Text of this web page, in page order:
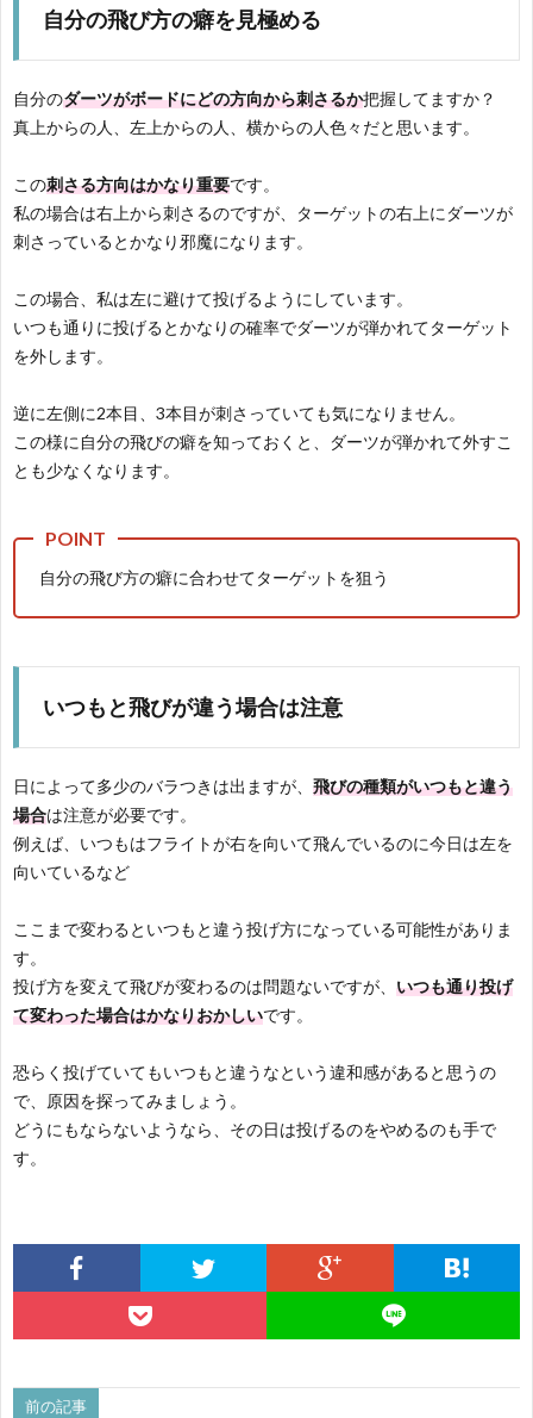
自分の飛び方の癖を見極める
自分のダーツがボードにどの方向から刺さるか把握してますか？
真上からの人、左上からの人、横からの人色々だと思います。
この刺さる方向はかなり重要です。
私の場合は右上から刺さるのですが、ターゲットの右上にダーツが
刺さっているとかなり邪魔になります。
この場合、私は左に避けて投げるようにしています。
いつも通りに投げるとかなりの確率でダーツが弾かれてターゲット
を外します。
逆に左側に2本目、3本目が刺さっていても気になりません。
この様に自分の飛びの癖を知っておくと、ダーツが弾かれて外すこ
とも少なくなります。
自分の飛び方の癖に合わせてターゲットを狙う
いつもと飛びが違う場合は注意
日によって多少のバラつきは出ますが、 飛びの種類がいつもと違う
場合は注意が必要です。
例えば、いつもはフライトが右を向いて飛んでいるのに今日は左を
向いているなど
ここまで変わるといつもと違う投げ方になっている可能性がありま
す。
投げ方を変えて飛びが変わるのは問題ないですが、 いつも通り投げ
て変わった場合はかなりおかしいです。
恐らく投げていてもいつもと違うなという違和感があると思うの
で、原因を探ってみましょう。
どうにもならないようなら、その日は投げるのをやめるのも手で
す。
前の記事